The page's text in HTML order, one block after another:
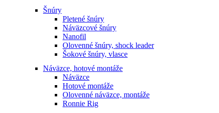
Šnúry
Pletené šnúry
Náväzcové šnúry
Nanofil
Olovenné šnúry, shock leader
Šokové šnúry, vlasce
Náväzce, hotové montáže
Náväzce
Hotové montáže
Olovenné náväzce, montáže
Ronnie Rig